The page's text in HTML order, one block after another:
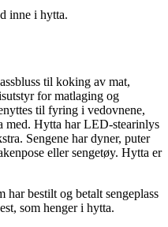
inne i hytta.
til koking av mat,
for matlaging og
til fyring i vedovnene,
med. Hytta har LED-stearinlys
Sengene har dyner, puter
eller sengetøy. Hytta er
har bestilt og betalt sengeplass
som henger i hytta.